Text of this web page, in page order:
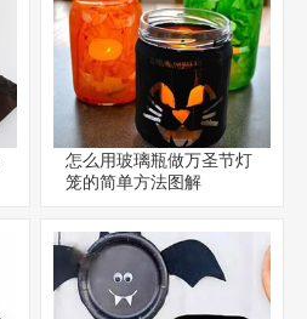
怎么用玻璃瓶做万圣节灯
笼的简单方法图解